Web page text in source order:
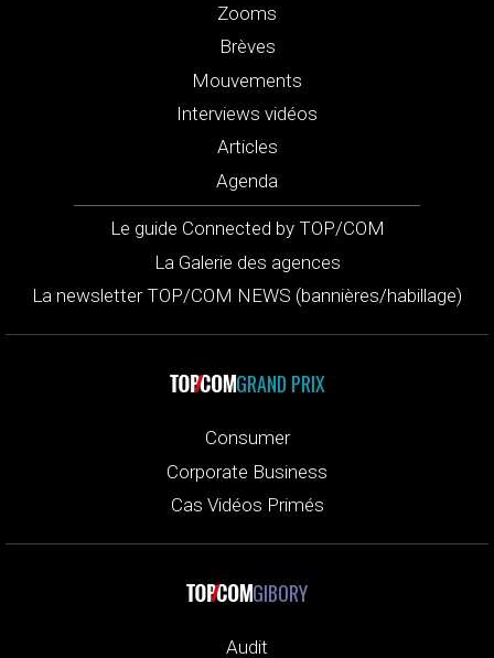
Zooms
Brèves
Mouvements
Interviews vidéos
Articles
Agenda
Le guide Connected by TOP/COM
La Galerie des agences
La newsletter TOP/COM NEWS (bannières/habillage)
GRAND PRIX
Consumer
Corporate Business
Cas Vidéos Primés
GIBORY
Audit